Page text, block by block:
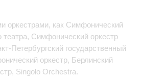
оркестрами, как Симфонический
театра, Симфонический оркестр
Петербургский государственный
оркестр, Берлинский
Singolo Orchestra.